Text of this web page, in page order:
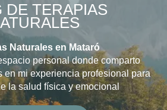
DE TERAPIAS
Naturales en Mataró
personal donde comparto
en mi experiencia profesional para
la salud física y emocional